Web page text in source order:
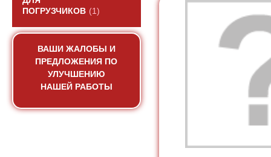
ПОГРУЗЧИКОВ (1)
ВАШИ ЖАЛОБЫ И
ПРЕДЛОЖЕНИЯ ПО
УЛУЧШЕНИЮ
НАШЕЙ РАБОТЫ